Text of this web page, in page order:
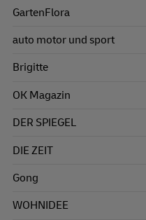
GartenFlora
auto motor und sport
Brigitte
OK Magazin
DER SPIEGEL
DIE ZEIT
Gong
WOHNIDEE